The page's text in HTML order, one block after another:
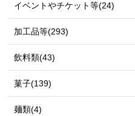
イベントやチケット等(24)
加工品等(293)
飲料類(43)
菓子(139)
麺類(4)